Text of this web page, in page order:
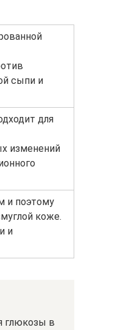
сыпи и
для
изменений
и поэтому
коже.
и
глюкозы в